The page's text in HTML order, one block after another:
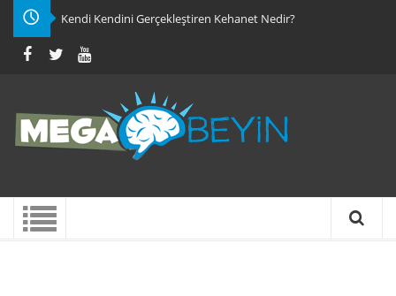
Kendi Kendini Gerçekleştiren Kehanet Nedir?